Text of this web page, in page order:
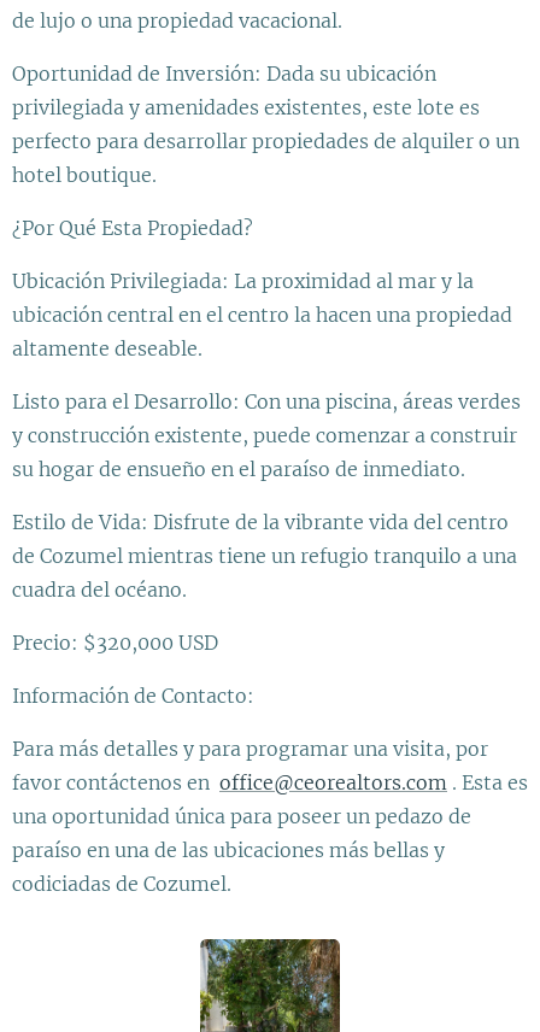
de lujo o una propiedad vacacional.
Oportunidad de Inversión: Dada su ubicación
privilegiada y amenidades existentes, este lote es
perfecto para desarrollar propiedades de alquiler o un
hotel boutique.
¿Por Qué Esta Propiedad?
Ubicación Privilegiada: La proximidad al mar y la
ubicación central en el centro la hacen una propiedad
altamente deseable.
Listo para el Desarrollo: Con una piscina, áreas verdes
y construcción existente, puede comenzar a construir
su hogar de ensueño en el paraíso de inmediato.
Estilo de Vida: Disfrute de la vibrante vida del centro
de Cozumel mientras tiene un refugio tranquilo a una
cuadra del océano.
Precio: $320,000 USD
Información de Contacto:
Para más detalles y para programar una visita, por
favor contáctenos en office@ceorealtors.com . Esta es
una oportunidad única para poseer un pedazo de
paraíso en una de las ubicaciones más bellas y
codiciadas de Cozumel.